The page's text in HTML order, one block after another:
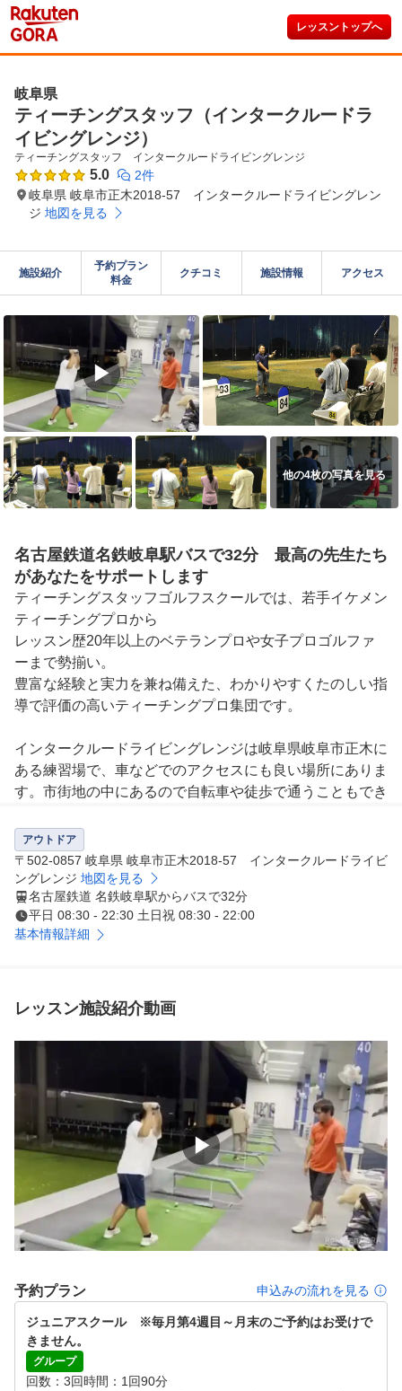
レッスントップへ
岐阜県
ティーチングスタッフ（インタークルードラ
イビングレンジ）
ティーチングスタッフ　インタークルードライビングレンジ
5.0
2件
岐阜県 岐阜市正木2018-57 インタークルードライビングレン
ジ 地図を見る
施設紹介
予約プラン
料金
クチコミ 施設情報 アクセス
▶
他の4枚の写真を見る
名古屋鉄道名鉄岐阜駅バスで32分 最高の先生たち
があなたをサポートします
ティーチングスタッフゴルフスクールでは、若手イケメン
ティーチングプロから
レッスン歴20年以上のベテランプロや女子プロゴルファ
ーまで勢揃い。
豊富な経験と実力を兼ね備えた、わかりやすくたのしい指
導で評価の高いティーチングプロ集団です。
インタークルードライビングレンジは岐阜県岐阜市正木に
ある練習場で、車などでのアクセスにも良い場所にありま
す。市街地の中にあるので自転車や徒歩で通うこともでき
距離は150ヤード、打席数は46と多くあり、ご自分のペー
スでゴルフを楽しむことができます。レフティ打席も完備
していますので、左利きの方でも安心してご利用になれま
す。
◎併設のバンカー、グリーンも使用
◎スクール生なら入場料が無料！　※本格的な2ピースボ
一緒にゴルフを楽しく上達しましょう！
アウトドア
〒502-0857 岐阜県 岐阜市正木2018-57 インタークルードライビ
ングレンジ 地図を見る
名古屋鉄道 名鉄岐阜駅からバスで32分
平日 08:30 - 22:30 土日祝 08:30 - 22:00
基本情報詳細
レッスン施設紹介動画
▶
予約プラン 申込みの流れを見る
ジュニアスクール　※毎月第4週目～月末のご予約はお受けで
きません。
グループ
回数 3回時間 1回90分